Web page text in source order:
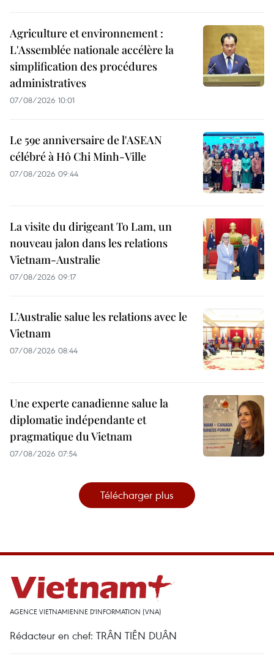
Agriculture et environnement :
L'Assemblée nationale accélère la
simplification des procédures
administratives
07/08/2026 10:01
Le 59e anniversaire de l'ASEAN
célébré à Hô Chi Minh-Ville
07/08/2026 09:44
La visite du dirigeant To Lam, un
nouveau jalon dans les relations
Vietnam-Australie
07/08/2026 09:17
L’Australie salue les relations avec le
Vietnam
07/08/2026 08:44
Une experte canadienne salue la
diplomatie indépendante et
pragmatique du Vietnam
07/08/2026 07:54
Télécharger plus
AGENCE VIETNAMIENNE D'INFORMATION (VNA)
Rédacteur en chef: TRÂN TIÊN DUÂN